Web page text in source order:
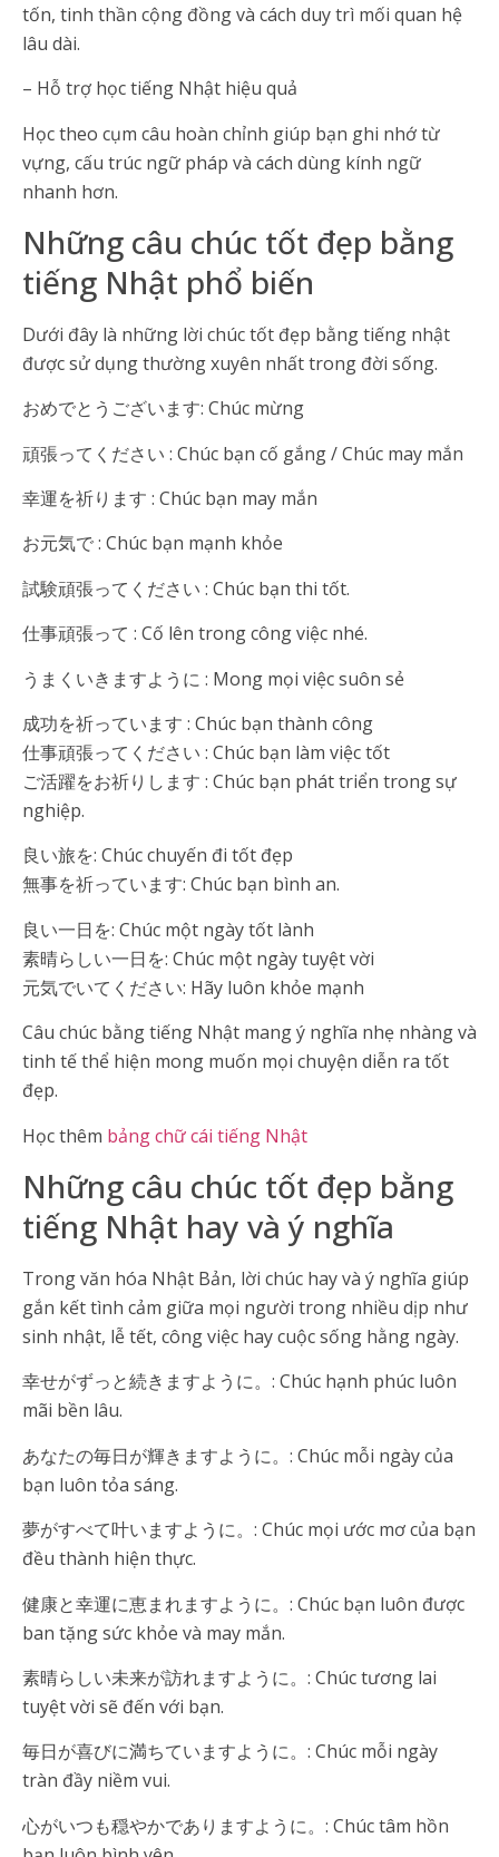
tốn, tinh thần cộng đồng và cách duy trì mối quan hệ
lâu dài.
– Hỗ trợ học tiếng Nhật hiệu quả
Học theo cụm câu hoàn chỉnh giúp bạn ghi nhớ từ
vựng, cấu trúc ngữ pháp và cách dùng kính ngữ
nhanh hơn.
Những câu chúc tốt đẹp bằng
tiếng Nhật phổ biến
Dưới đây là những lời chúc tốt đẹp bằng tiếng nhật
được sử dụng thường xuyên nhất trong đời sống.
おめでとうございます: Chúc mừng
頑張ってください : Chúc bạn cố gắng / Chúc may mắn
幸運を祈ります : Chúc bạn may mắn
お元気で : Chúc bạn mạnh khỏe
試験頑張ってください : Chúc bạn thi tốt.
仕事頑張って : Cố lên trong công việc nhé.
うまくいきますように : Mong mọi việc suôn sẻ
成功を祈っています : Chúc bạn thành công
仕事頑張ってください : Chúc bạn làm việc tốt
ご活躍をお祈りします : Chúc bạn phát triển trong sự
nghiệp.
良い旅を: Chúc chuyến đi tốt đẹp
無事を祈っています: Chúc bạn bình an.
良い一日を: Chúc một ngày tốt lành
素晴らしい一日を: Chúc một ngày tuyệt vời
元気でいてください: Hãy luôn khỏe mạnh
Câu chúc bằng tiếng Nhật mang ý nghĩa nhẹ nhàng và
tinh tế thể hiện mong muốn mọi chuyện diễn ra tốt
đẹp.
Học thêm bảng chữ cái tiếng Nhật
Những câu chúc tốt đẹp bằng
tiếng Nhật hay và ý nghĩa
Trong văn hóa Nhật Bản, lời chúc hay và ý nghĩa giúp
gắn kết tình cảm giữa mọi người trong nhiều dịp như
sinh nhật, lễ tết, công việc hay cuộc sống hằng ngày.
幸せがずっと続きますように。: Chúc hạnh phúc luôn
mãi bền lâu.
あなたの毎日が輝きますように。: Chúc mỗi ngày của
bạn luôn tỏa sáng.
夢がすべて叶いますように。: Chúc mọi ước mơ của bạn
đều thành hiện thực.
健康と幸運に恵まれますように。: Chúc bạn luôn được
ban tặng sức khỏe và may mắn.
素晴らしい未来が訪れますように。: Chúc tương lai
tuyệt vời sẽ đến với bạn.
毎日が喜びに満ちていますように。: Chúc mỗi ngày
tràn đầy niềm vui.
心がいつも穏やかでありますように。: Chúc tâm hồn